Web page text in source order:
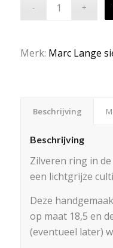
Merk: Marc Lange
Beschrijving
Beschrijving
Zilveren ring in de
een lichtgrijze
Deze
op maat 18,5 en
(eventueel later)